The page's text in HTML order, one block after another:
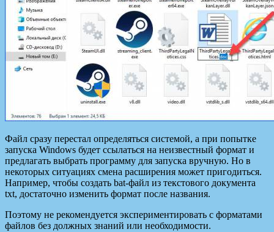
Файл сразу перестал определяться системой, а при попытке
запуска Windows будет ссылаться на неизвестный формат и
предлагать выбрать программу для запуска вручную. Но в
некоторых ситуациях смена расширения может пригодиться.
Например, чтобы создать bat-файл из текстового документа
txt, достаточно изменить формат после названия.
Поэтому не рекомендуется экспериментировать с форматами
файлов без должных знаний или необходимости.